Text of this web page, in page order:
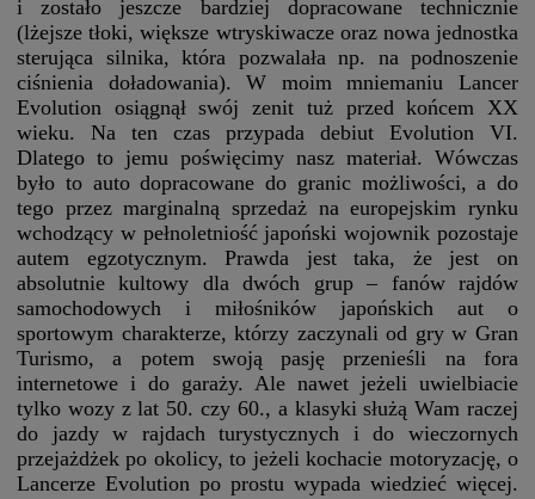
i zostało jeszcze bardziej dopracowane technicznie
(lżejsze tłoki, większe wtryskiwacze oraz nowa jednostka
sterująca silnika, która pozwalała np. na podnoszenie
ciśnienia doładowania). W moim mniemaniu Lancer
Evolution osiągnął swój zenit tuż przed końcem XX
wieku. Na ten czas przypada debiut Evolution VI.
Dlatego to jemu poświęcimy nasz materiał. Wówczas
było to auto dopracowane do granic możliwości, a do
tego przez marginalną sprzedaż na europejskim rynku
wchodzący w pełnoletniość japoński wojownik pozostaje
autem egzotycznym. Prawda jest taka, że jest on
absolutnie kultowy dla dwóch grup – fanów rajdów
samochodowych i miłośników japońskich aut o
sportowym charakterze, którzy zaczynali od gry w Gran
Turismo, a potem swoją pasję przenieśli na fora
internetowe i do garaży. Ale nawet jeżeli uwielbiacie
tylko wozy z lat 50. czy 60., a klasyki służą Wam raczej
do jazdy w rajdach turystycznych i do wieczornych
przejażdżek po okolicy, to jeżeli kochacie motoryzację, o
Lancerze Evolution po prostu wypada wiedzieć więcej.